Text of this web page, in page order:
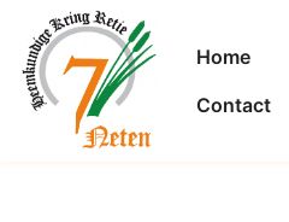
Home
Contact